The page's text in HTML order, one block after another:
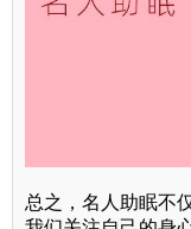
总之，名人助眠不